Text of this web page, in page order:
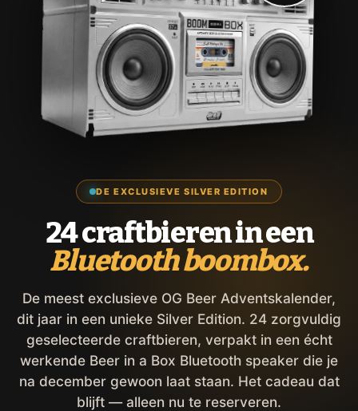
DE EXCLUSIEVE SILVER EDITION
24 craftbieren in een
Bluetooth boombox.
De meest exclusieve OG Beer Adventskalender,
dit jaar in een unieke Silver Edition. 24 zorgvuldig
geselecteerde craftbieren, verpakt in een écht
werkende Beer in a Box Bluetooth speaker die je
na december gewoon laat staan. Het cadeau dat
blijft — alleen nu te reserveren.